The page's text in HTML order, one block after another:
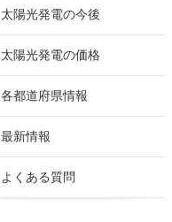
太陽光発電の今後
太陽光発電の価格
各都道府県情報
最新情報
よくある質問